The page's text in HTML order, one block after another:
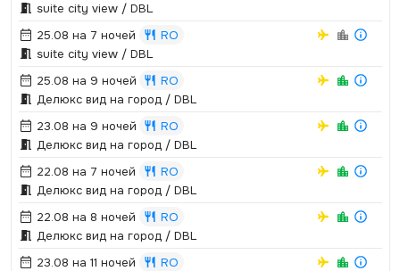
suite city view / DBL
25.08 на 7 ночей
RO
suite city view / DBL
25.08 на 9 ночей
RO
Делюкс вид на город / DBL
23.08 на 9 ночей
RO
Делюкс вид на город / DBL
22.08 на 7 ночей
RO
Делюкс вид на город / DBL
22.08 на 8 ночей
RO
Делюкс вид на город / DBL
23.08 на 11 ночей
RO